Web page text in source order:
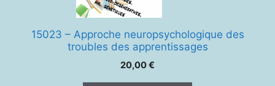
15023 – Approche neuropsychologique des
troubles des apprentissages
20,00€